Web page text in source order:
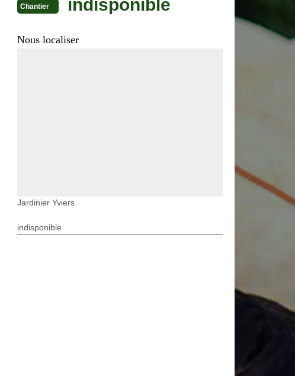
Chantier indisponible
Nous localiser
Jardinier Yviers
indisponible